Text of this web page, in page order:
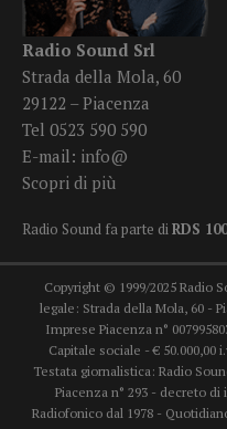
Radio Sound Srl
Strada della Mola, 60
29122 – Piacenza
Tel 0523 590 590
E-mail: info@
Scopri di più
Radio Sound fa parte diRDS
Copyright © 1999/2025 Radio
legale: Strada della Mola, 60 -
Imprese Piacenza n°
Capitale sociale - € 50.000,00
Testata giornalistica: Radio
Piacenza n° 293 - decreto
Radiofonico dal 1978 -